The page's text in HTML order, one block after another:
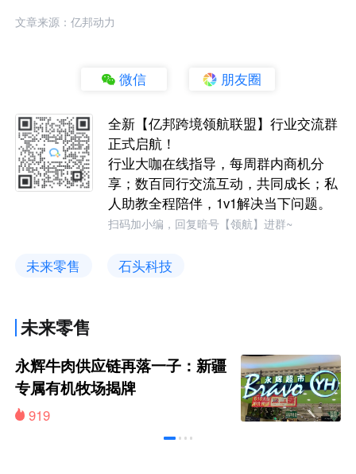
文章来源：亿邦动力
微信 朋友圈
全新【亿邦跨境领航联盟】行业交流群
正式启航！
行业大咖在线指导，每周群内商机分
享；数百同行交流互动，共同成长；私
人助教全程陪伴，1v1解决当下问题。
扫码加小编，回复暗号【领航】进群~
未来零售 石头科技
未来零售
永辉牛肉供应链再落一子：新疆
专属有机牧场揭牌
919